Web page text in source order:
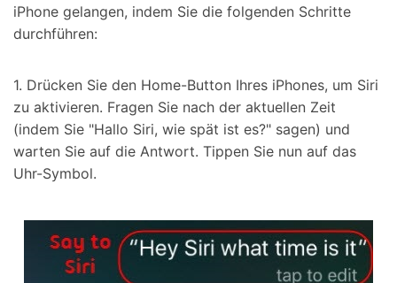
iPhone gelangen, indem Sie die folgenden Schritte
durchführen:
1. Drücken Sie den Home-Button Ihres iPhones, um Siri
zu aktivieren. Fragen Sie nach der aktuellen Zeit
(indem Sie "Hallo Siri, wie spät ist es?" sagen) und
warten Sie auf die Antwort. Tippen Sie nun auf das
Uhr-Symbol.